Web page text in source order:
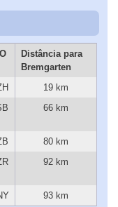
Distância para
Bremgarten
19 km
66 km
80 km
92 km
93 km